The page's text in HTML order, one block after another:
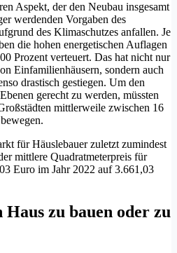
Aspekt, der den Neubau insgesamt
werdenden Vorgaben des
des Klimaschutzes anfallen. Je
die hohen energetischen Auflagen
Prozent verteuert. Das hat nicht nur
Einfamilienhäusern, sondern auch
drastisch gestiegen. Um den
gerecht zu werden, müssten
mittlerweile zwischen 16
für Häuslebauer zuletzt zumindest
mittlere Quadratmeterpreis für
Euro im Jahr 2022 auf 3.661,03
Haus zu bauen oder zu